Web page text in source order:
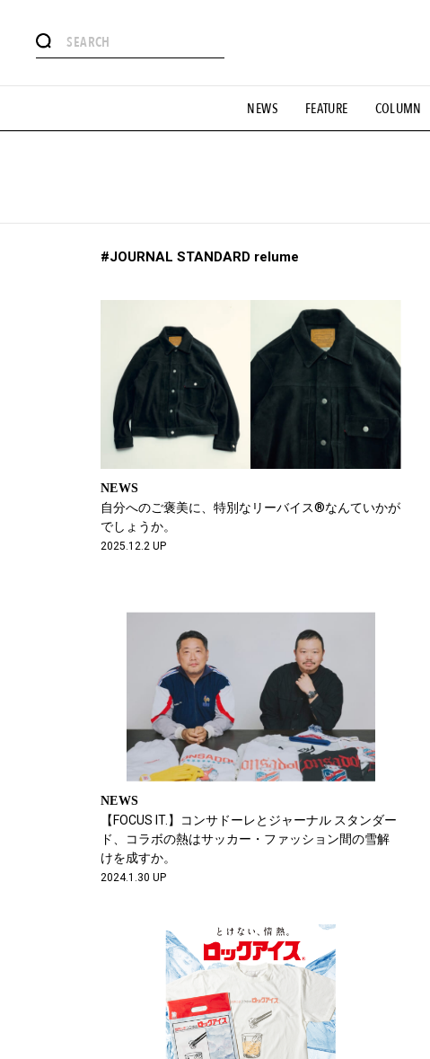
NEWS FEATURE COLUMN
#憧れの逸品 #ESSENTIAL DESIGNS
#GH 銘品の所以 #フイナムのYouTube #Commune H
#JOURNAL STANDARD relume
NEWS
自分へのご褒美に、特別なリーバイス®なんていかが
でしょうか。
2025.12.2 UP
NEWS
【FOCUS IT.】コンサドーレとジャーナル スタンダー
ド、コラボの熱はサッカー・ファッション間の雪解
けを成すか。
2024.1.30 UP